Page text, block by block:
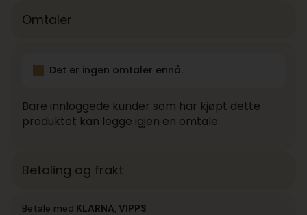
Omtaler
Det er ingen omtaler ennå.
Bare innloggede kunder som har kjøpt dette
produktet kan legge igjen en omtale.
Betaling og frakt
Betale med:KLARNA, VIPPS